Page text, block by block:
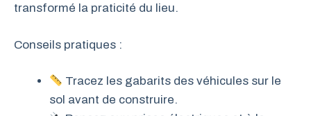
transformé la praticité du lieu.
Conseils pratiques :
Tracez les gabarits des véhicules sur le
sol avant de construire.